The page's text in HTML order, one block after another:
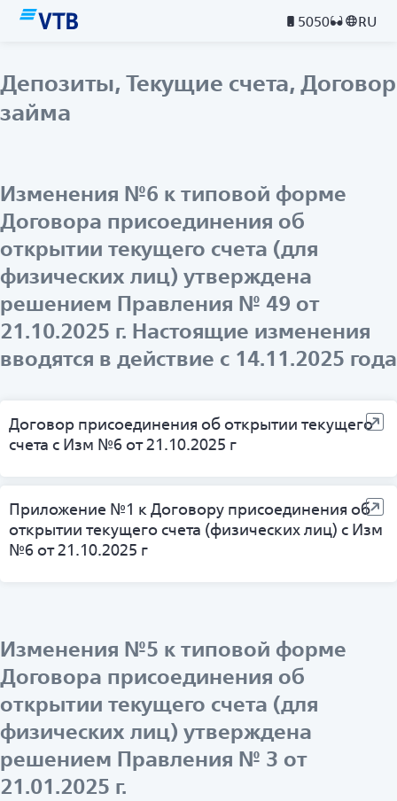
5050 RU
Депозиты, Текущие счета, Договор
займа
Изменения №6 к типовой форме
Договора присоединения об
открытии текущего счета (для
физических лиц) утверждена
решением Правления № 49 от
21.10.2025 г. Настоящие изменения
вводятся в действие с 14.11.2025 года
Договор присоединения об открытии текущего
счета с Изм №6 от 21.10.2025 г
Приложение №1 к Договору присоединения об
открытии текущего счета (физических лиц) с Изм
№6 от 21.10.2025 г
Изменения №5 к типовой форме
Договора присоединения об
открытии текущего счета (для
физических лиц) утверждена
решением Правления № 3 от
21.01.2025 г.